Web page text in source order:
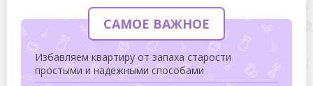
САМОЕ ВАЖНОЕ
Избавляем квартиру от запаха старости
простыми и надежными способами